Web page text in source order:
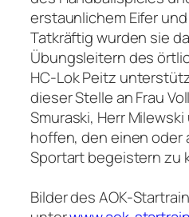
erstaunlichem Eifer
Tatkräftig wurden sie
Übungsleitern des
HC-Lok Peitz
dieser Stelle an Frau
Smuraski, Herr Milewski
hoffen, den einen oder
Sportart begeistern zu
Bilder des AOK-